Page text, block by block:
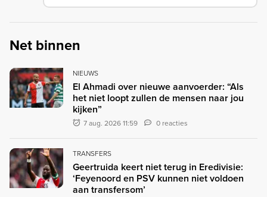
Net binnen
NIEUWS
El Ahmadi over nieuwe aanvoerder: “Als
het niet loopt zullen de mensen naar jou
kijken”
7 aug. 2026 11:59 0 reacties
TRANSFERS
Geertruida keert niet terug in Eredivisie:
‘Feyenoord en PSV kunnen niet voldoen
aan transfersom’